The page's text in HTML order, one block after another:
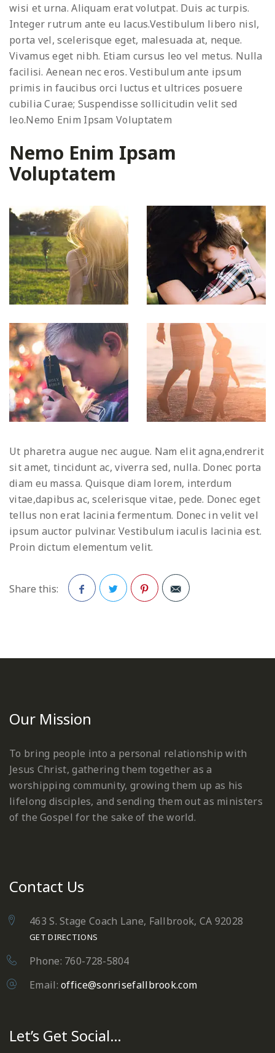
wisi et urna. Aliquam erat volutpat. Duis ac turpis.
Integer rutrum ante eu lacus.Vestibulum libero nisl,
porta vel, scelerisque eget, malesuada at, neque.
Vivamus eget nibh. Etiam cursus leo vel metus. Nulla
facilisi. Aenean nec eros. Vestibulum ante ipsum
primis in faucibus orci luctus et ultrices posuere
cubilia Curae; Suspendisse sollicitudin velit sed
leo.Nemo Enim Ipsam Voluptatem
Nemo Enim Ipsam
Voluptatem
Ut pharetra augue nec augue. Nam elit agna,endrerit
sit amet, tincidunt ac, viverra sed, nulla. Donec porta
diam eu massa. Quisque diam lorem, interdum
vitae,dapibus ac, scelerisque vitae, pede. Donec eget
tellus non erat lacinia fermentum. Donec in velit vel
ipsum auctor pulvinar. Vestibulum iaculis lacinia est.
Proin dictum elementum velit.
Share this:
Our Mission
To bring people into a personal relationship with
Jesus Christ, gathering them together as a
worshipping community, growing them up as his
lifelong disciples, and sending them out as ministers
of the Gospel for the sake of the world.
Contact Us
463 S. Stage Coach Lane, Fallbrook, CA 92028
GET DIRECTIONS
Phone: 760-728-5804
Email:office@sonrisefallbrook.com
Let’s Get Social…